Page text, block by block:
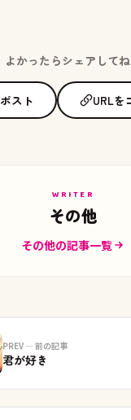
よかったらシェアしてね
ポスト URLを
WRITER
その他
その他の記事一覧
PREV — 前の記事
君が好き